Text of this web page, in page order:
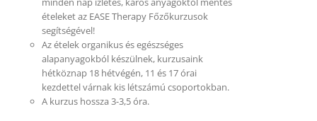
ételeket az EASE Therapy Főzőkurzusok
segítségével!
Az ételek organikus és egészséges
alapanyagokból készülnek, kurzusaink
hétköznap 18 hétvégén, 11 és 17 órai
kezdettel várnak kis létszámú csoportokban.
A kurzus hossza 3-3,5 óra.